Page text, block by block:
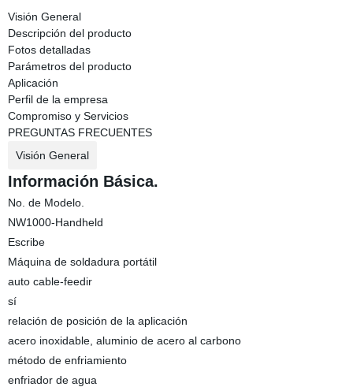
Visión General
Descripción del producto
Fotos detalladas
Parámetros del producto
Aplicación
Perfil de la empresa
Compromiso y Servicios
PREGUNTAS FRECUENTES
Visión General
Información Básica.
No. de Modelo.
NW1000-Handheld
Escribe
Máquina de soldadura portátil
auto cable-feedir
sí
relación de posición de la aplicación
acero inoxidable, aluminio de acero al carbono
método de enfriamiento
enfriador de agua